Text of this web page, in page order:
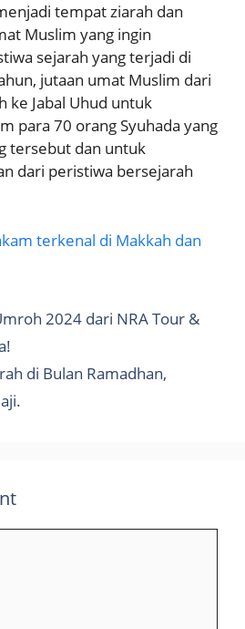
tempat ziarah dan
Muslim yang ingin
sejarah yang terjadi di
jutaan umat Muslim dari
ke Jabal Uhud untuk
para 70 orang Syuhada yang
tersebut dan untuk
dari peristiwa bersejarah
terkenal di Makkah dan
2024 dari NRA Tour &
di Bulan Ramadhan,